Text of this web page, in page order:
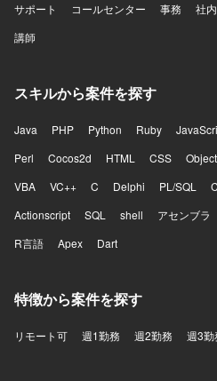
サポート
コールセンター 事務 社
講師
スキルから案件を探す
Java PHP Python Ruby
Perl
Cocos2d HTML CSS
VBA
VC++ C Delphi PL/SQL
Actionscript
SQL shell アセンブラ
R言語
Apex Dart
特徴から案件を探す
リモート可 週1勤務 週2勤務 週3勤